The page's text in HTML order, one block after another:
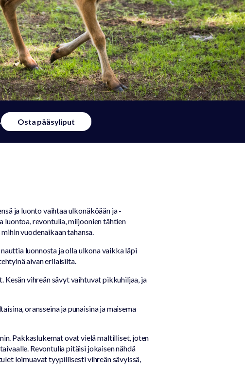
Osta pääsyliput
ja luonto vaihtaa ulkonäköään ja -
luontoa, revontulia, miljoonien tähtien
vuodenaikaan tahansa.
luonnosta ja olla ulkona vaikka läpi
aivan erilaisilta.
Kesän vihreän sävyt vaihtuvat pikkuhiljaa, ja
oransseina ja punaisina ja maisema
Pakkaslukemat ovat vielä maltilliset, joten
Revontulia pitäisi jokaisen nähdä
loimuavat tyypillisesti vihreän sävyissä,